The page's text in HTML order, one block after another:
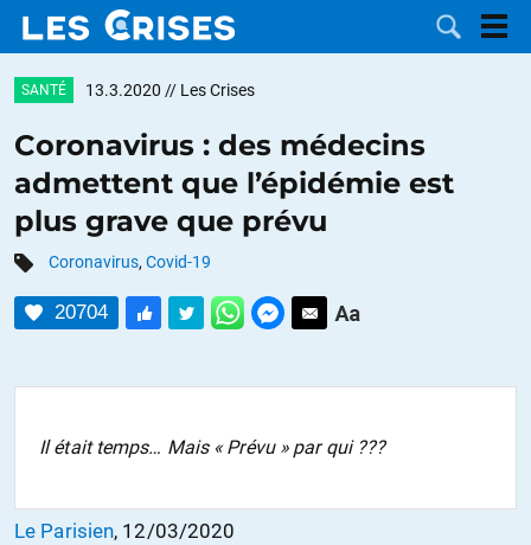
DOSSIERS
CATÉGORIES
MOTS CLÉS
NOUS
CONTACTER
FAIRE UN
SANTÉ 13.3.2020 // Les Crises
Coronavirus : des médecins
admettent que l’épidémie est
plus grave que prévu
Coronavirus, Covid-19
20704
Il était temps… Mais « Prévu » par qui ???
Le Parisien, 12/03/2020